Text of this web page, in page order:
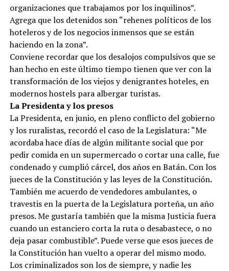
organizaciones que trabajamos por los inquilinos”.
Agrega que los detenidos son “rehenes políticos de los
hoteleros y de los negocios inmensos que se están
haciendo en la zona”.
Conviene recordar que los desalojos compulsivos que se
han hecho en este último tiempo tienen que ver con la
transformación de los viejos y denigrantes hoteles, en
modernos hostels para albergar turistas.
La Presidenta y los presos
La Presidenta, en junio, en pleno conflicto del gobierno
y los ruralistas, recordó el caso de la Legislatura: “Me
acordaba hace días de algún militante social que por
pedir comida en un supermercado o cortar una calle, fue
condenado y cumplió cárcel, dos años en Batán. Con los
jueces de la Constitución y las leyes de la Constitución.
También me acuerdo de vendedores ambulantes, o
travestis en la puerta de la Legislatura porteña, un año
presos. Me gustaría también que la misma Justicia fuera
cuando un estanciero corta la ruta o desabastece, o no
deja pasar combustible”. Puede verse que esos jueces de
la Constitución han vuelto a operar del mismo modo.
Los criminalizados son los de siempre, y nadie les